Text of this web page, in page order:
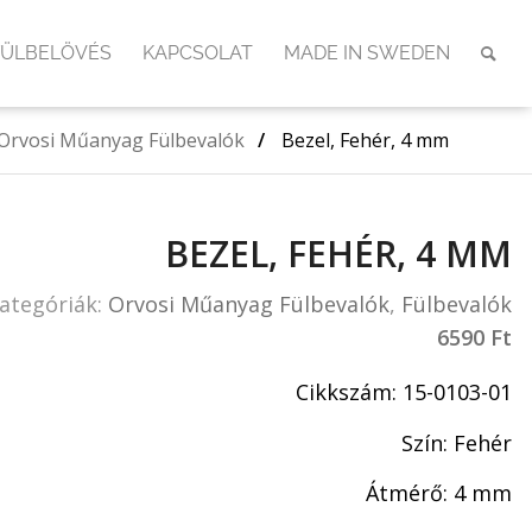
KAPCSOLAT MADE IN SWEDEN
Műanyag Fülbevalók / Bezel, Fehér, 4 mm
BEZEL, FEHÉR, 4 MM
Orvosi Műanyag Fülbevalók, Fülbevalók
6590 Ft
Cikkszám: 15-0103-01
Szín: Fehér
Átmérő: 4 mm